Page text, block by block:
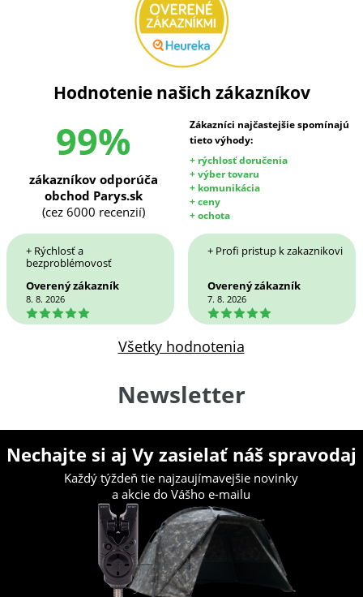
Hodnotenie našich zákazníkov
99%
Zákazníci najčastejšie spomínajú
tieto výhody:
+ rýchlosť doručenia
+ výber tovaru
+ komunikácia
+ ceny
+ ochota
zákazníkov odporúča
obchod Parys.sk
(cez 6000 recenzií)
+ Rýchlosť a
bezproblémovosť
Overený zákazník
8. 8. 2026
5
+ Profi pristup k zakaznikovi
Overený zákazník
7. 8. 2026
5
Všetky hodnotenia
Newsletter
Nechajte si aj Vy zasielať náš spravodaj
Každý týždeň tie najzaujímavejšie novinky
a akcie do Vášho e-mailu